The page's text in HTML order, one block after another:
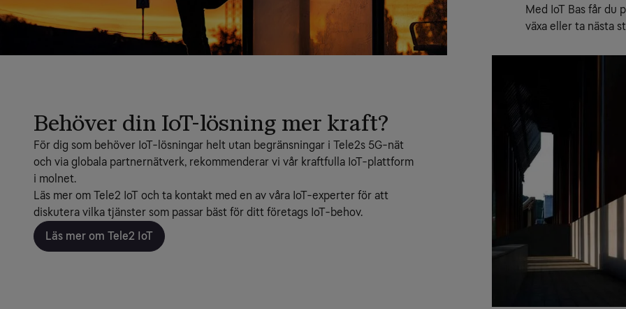
Med IoT Bas får du
växa eller ta nästa
Behöver din IoT-lösning mer kraft?
För dig som behöver IoT-lösningar helt utan begränsningar i Tele2s 5G-nät
och via globala partnernätverk, rekommenderar vi vår kraftfulla IoT-plattform
i molnet.
Läs mer om Tele2 IoT och ta kontakt med en av våra IoT-experter för att
diskutera vilka tjänster som passar bäst för ditt företags IoT-behov.
Läs mer om Tele2 IoT